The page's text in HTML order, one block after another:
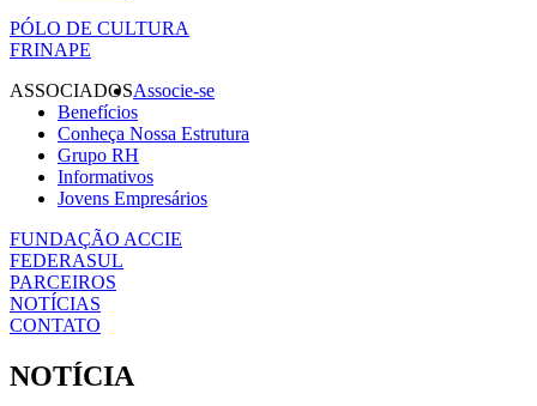
PÓLO DE CULTURA
FRINAPE
ASSOCIADOSAssocie-se
Benefícios
Conheça Nossa Estrutura
Grupo RH
Informativos
Jovens Empresários
FUNDAÇÃO ACCIE
FEDERASUL
PARCEIROS
NOTÍCIAS
CONTATO
NOTÍCIA